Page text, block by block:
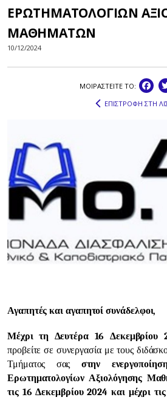
ΕΡΩΤΗΜΑΤΟΛΟΓΙΩΝ
ΜΑΘΗΜΑΤΩΝ
10/12/2024
ΜΟΙΡΑΣΤEIΤΕ ΤΟ:
ΕΠΙΣΤΡΟΦΗ ΣΤΗ
Αγαπητές και αγαπητοί συνάδελφοι,
Μέχρι τη Δευτέρα 16 Δεκεμβρίου
προβείτε σε συνεργασία με τους
Τμήματος σας στην
Ερωτηματολογίων Αξιολόγησης
τις 16 Δεκεμβρίου 2024 και μέχρι